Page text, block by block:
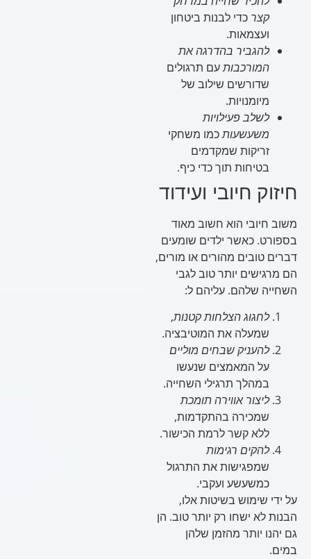
קצרכדי לבנות ביטחון
ועצמאות.
להגביר בהדרגה את
המורכבותעם תרגולים
שדורשים שילוב של
מיומנויות.
לשלב פעילויות
משעשעותכמו משחקי
זריקות שמקדמים
בטיחות תוך כדי כיף.
חיזוק חיובי ועידוד
משוב חיובי הוא חשוב מאוד
בספורט. כאשר ילדים שומעים
דברים טובים מהורים או מורים,
הם מרגישים יותר טוב לגבי
השחייה שלהם. עליהם ל:
לחגוג הצלחות קטנות,
שמעלה את המוטיבציה.
להעניק שבחים מוליים
על המאמצים שנעשו
במהלך תרגילי השחייה.
ליצור אווירה תומכת
שמכירה בהתקדמות,
ללא קשר לרמת הכישור.
להקים רגימות
שמפגישות את התרגול
כמשעשע ועקבי.
על ידי שימוש בשיטות אלו,
הבנות לא ישחו רק יותר טוב. הן
גם יהנו יותר מהזמן שלהן
במים.